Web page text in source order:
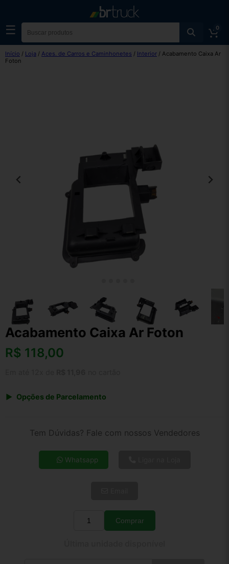
☰ 0
Início / Loja / Aces. de Carros e Caminhonetes / Interior / Acabamento Caixa Ar
Foton
Acabamento Caixa Ar Foton
R$ 118,00
Opções de Parcelamento
4x de R$ 32,70
5x de R$ 26,51
Tem Dúvidas? Fale com nossos Vendedores
Whatsapp
Quantidade
Comprar